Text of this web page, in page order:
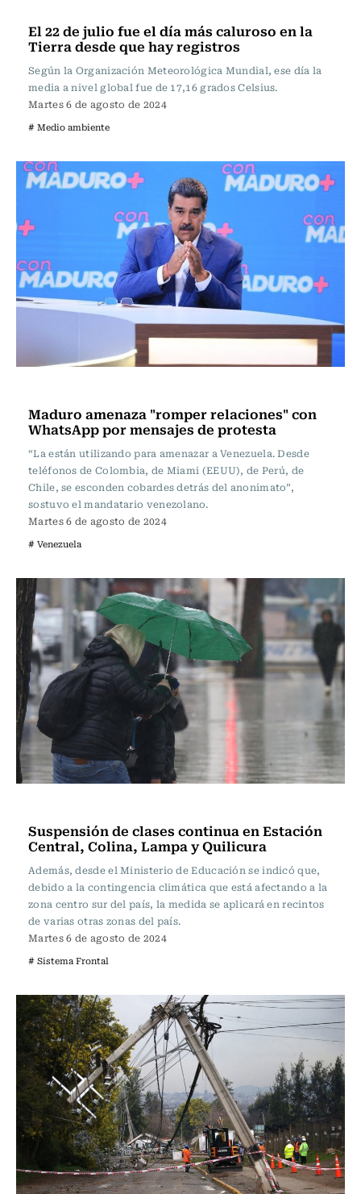
El 22 de julio fue el día más caluroso en la
Tierra desde que hay registros
Según la Organización Meteorológica Mundial, ese día la
media a nivel global fue de 17,16 grados Celsius.
Martes 6 de agosto de 2024
# Medio ambiente
Maduro amenaza "romper relaciones" con
WhatsApp por mensajes de protesta
“La están utilizando para amenazar a Venezuela. Desde
teléfonos de Colombia, de Miami (EEUU), de Perú, de
Chile, se esconden cobardes detrás del anonimato”,
sostuvo el mandatario venezolano.
Martes 6 de agosto de 2024
# Venezuela
Suspensión de clases continua en Estación
Central, Colina, Lampa y Quilicura
Además, desde el Ministerio de Educación se indicó que,
debido a la contingencia climática que está afectando a la
zona centro sur del país, la medida se aplicará en recintos
de varias otras zonas del país.
Martes 6 de agosto de 2024
# Sistema Frontal